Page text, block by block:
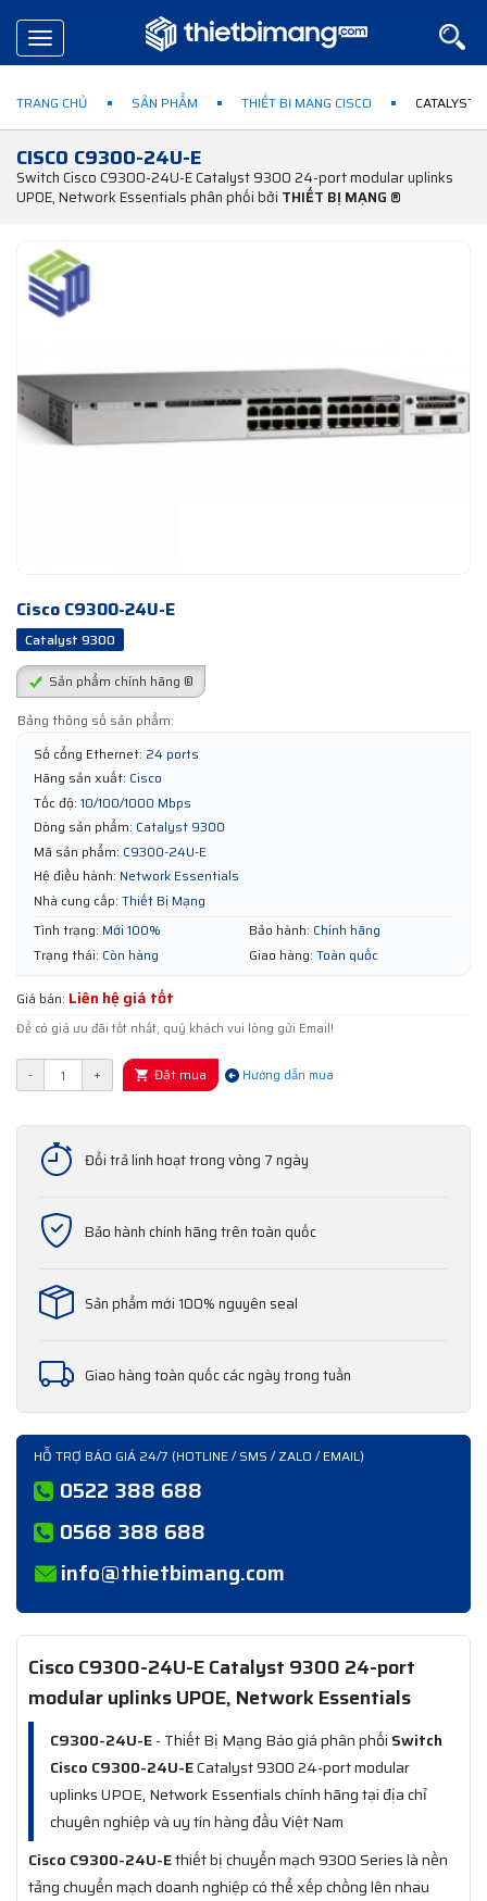
Toggle
navigation
TRANG CHỦ SẢN PHẨM THIẾT BỊ MẠNG CISCO CATALYST
CISCO C9300-24U-E
Switch Cisco C9300-24U-E Catalyst 9300 24-port modular uplinks
UPOE, Network Essentials phân phối bởi THIẾT BỊ MẠNG ®
Cisco C9300-24U-E
Catalyst 9300
Sản phẩm chính hãng ®
Bảng thông số sản phẩm:
Số cổng Ethernet: 24 ports
Hãng sản xuất: Cisco
Tốc độ: 10/100/1000 Mbps
Dòng sản phẩm: Catalyst 9300
Mã sản phẩm: C9300-24U-E
Hệ điều hành: Network Essentials
Nhà cung cấp: Thiết Bị Mạng
Tình trạng: Mới 100% Bảo hành: Chính hãng
Trạng thái: Còn hàng Giao hàng: Toàn quốc
Giá bán: Liên hệ giá tốt
Để có giá ưu đãi tốt nhất, quý khách vui lòng gửi Email!
- + Đặt mua Hướng dẫn mua
Đổi trả linh hoạt trong vòng 7 ngày
Bảo hành chính hãng trên toàn quốc
Sản phẩm mới 100% nguyên seal
Giao hàng toàn quốc các ngày trong tuần
HỖ TRỢ BÁO GIÁ 24/7 (HOTLINE / SMS / ZALO / EMAIL)
0522 388 688
0568 388 688
info@thietbimang.com
Cisco C9300-24U-E Catalyst 9300 24-port
modular uplinks UPOE, Network Essentials
C9300-24U-E- Thiết Bị Mạng Báo giá phân phối Switch
Cisco C9300-24U-ECatalyst 9300 24-port modular
uplinks UPOE, Network Essentials chính hãng tại địa chỉ
chuyên nghiệp và uy tín hàng đầu Việt Nam
Cisco C9300-24U-Ethiết bị chuyển mạch 9300 Series là nền
tảng chuyển mạch doanh nghiệp có thể xếp chồng lên nhau